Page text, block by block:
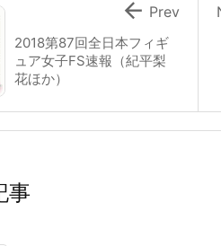
2018第87回全日本フィギ
ュア女子FS速報（紀平梨
花ほか）
 Prev
事